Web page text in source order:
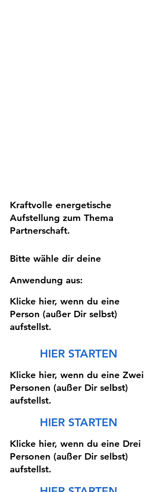
Kraftvolle energetische
Aufstellung zum Thema
Partnerschaft.
Bitte wähle dir deine
Anwendung aus:
Klicke hier, wenn du eine
Person (außer Dir selbst)
aufstellst.
HIER STARTEN
Klicke hier, wenn du eine Zwei
Personen (außer Dir selbst)
aufstellst.
HIER STARTEN
Klicke hier, wenn du eine Drei
Personen (außer Dir selbst)
aufstellst.